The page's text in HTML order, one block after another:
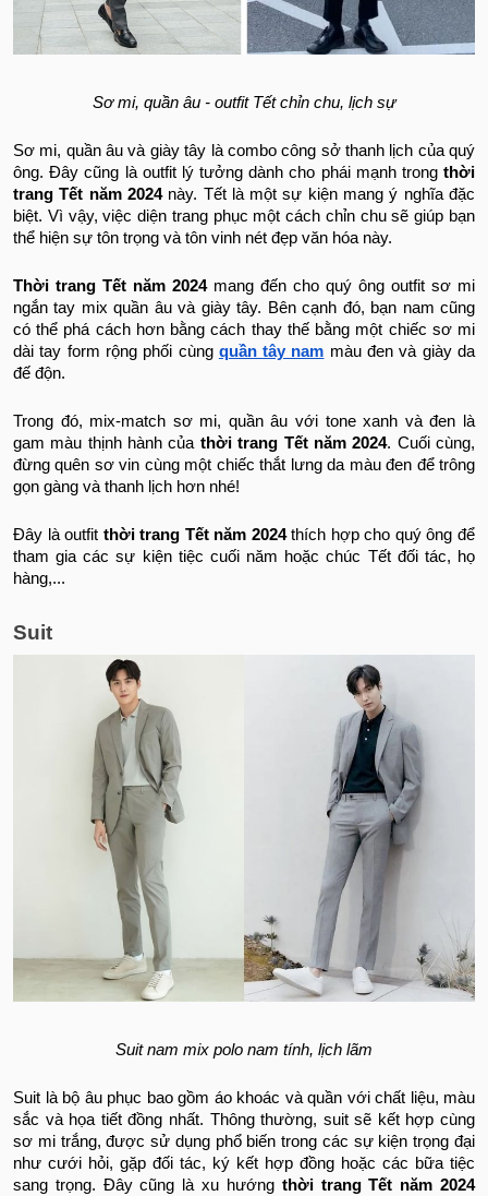
Sơ mi, quần âu - outfit Tết chỉn chu, lịch sự
Sơ mi, quần âu và giày tây là combo công sở thanh lịch của quý
ông. Đây cũng là outfit lý tưởng dành cho phái mạnh trong thời
trang Tết năm 2024này. Tết là một sự kiện mang ý nghĩa đặc
biệt. Vì vậy, việc diện trang phục một cách chỉn chu sẽ giúp bạn
thể hiện sự tôn trọng và tôn vinh nét đẹp văn hóa này.
Thời trang Tết năm 2024mang đến cho quý ông outfit sơ mi
ngắn tay mix quần âu và giày tây. Bên cạnh đó, bạn nam cũng
có thể phá cách hơn bằng cách thay thế bằng một chiếc sơ mi
dài tay form rộng phối cùng quần tây nam màu đen và giày da
đế độn.
Trong đó, mix-match sơ mi, quần âu với tone xanh và đen là
gam màu thịnh hành của thời trang Tết năm 2024. Cuối cùng,
đừng quên sơ vin cùng một chiếc thắt lưng da màu đen để trông
gọn gàng và thanh lịch hơn nhé!
Đây là outfit thời trang Tết năm 2024thích hợp cho quý ông để
tham gia các sự kiện tiệc cuối năm hoặc chúc Tết đối tác, họ
hàng,...
Suit
Suit nam mix polo nam tính, lịch lãm
Suit là bộ âu phục bao gồm áo khoác và quần với chất liệu, màu
sắc và họa tiết đồng nhất. Thông thường, suit sẽ kết hợp cùng
sơ mi trắng, được sử dụng phổ biến trong các sự kiện trọng đại
như cưới hỏi, gặp đối tác, ký kết hợp đồng hoặc các bữa tiệc
sang trọng. Đây cũng là xu hướng thời trang Tết năm 2024